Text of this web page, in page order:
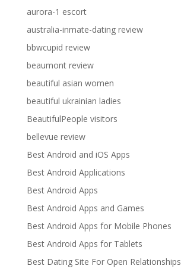
aurora-1 escort
australia-inmate-dating review
bbwcupid review
beaumont review
beautiful asian women
beautiful ukrainian ladies
BeautifulPeople visitors
bellevue review
Best Android and iOS Apps
Best Android Applications
Best Android Apps
Best Android Apps and Games
Best Android Apps for Mobile Phones
Best Android Apps for Tablets
Best Dating Site For Open Relationships